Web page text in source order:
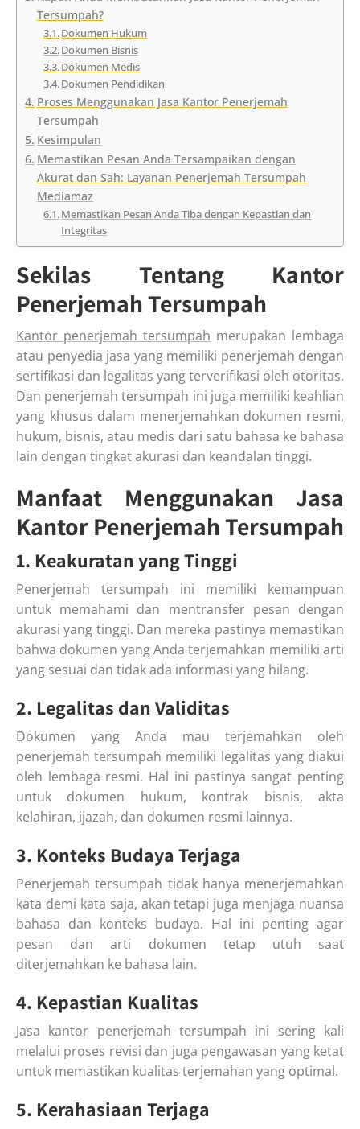
Tersumpah?
Dokumen Hukum
Dokumen Bisnis
Dokumen Medis
Dokumen Pendidikan
Proses Menggunakan Jasa Kantor Penerjemah
Tersumpah
Kesimpulan
Memastikan Pesan Anda Tersampaikan dengan
Akurat dan Sah: Layanan Penerjemah Tersumpah
Mediamaz
Memastikan Pesan Anda Tiba dengan Kepastian dan
Integritas
Sekilas Tentang Kantor
Penerjemah Tersumpah
Kantor penerjemah tersumpah merupakan lembaga
atau penyedia jasa yang memiliki penerjemah dengan
sertifikasi dan legalitas yang terverifikasi oleh otoritas.
Dan penerjemah tersumpah ini juga memiliki keahlian
yang khusus dalam menerjemahkan dokumen resmi,
hukum, bisnis, atau medis dari satu bahasa ke bahasa
lain dengan tingkat akurasi dan keandalan tinggi.
Manfaat Menggunakan Jasa
Kantor Penerjemah Tersumpah
1. Keakuratan yang Tinggi
Penerjemah tersumpah ini memiliki kemampuan
untuk memahami dan mentransfer pesan dengan
akurasi yang tinggi. Dan mereka pastinya memastikan
bahwa dokumen yang Anda terjemahkan memiliki arti
yang sesuai dan tidak ada informasi yang hilang.
2. Legalitas dan Validitas
Dokumen yang Anda mau terjemahkan oleh
penerjemah tersumpah memiliki legalitas yang diakui
oleh lembaga resmi. Hal ini pastinya sangat penting
untuk dokumen hukum, kontrak bisnis, akta
kelahiran, ijazah, dan dokumen resmi lainnya.
3. Konteks Budaya Terjaga
Penerjemah tersumpah tidak hanya menerjemahkan
kata demi kata saja, akan tetapi juga menjaga nuansa
bahasa dan konteks budaya. Hal ini penting agar
pesan dan arti dokumen tetap utuh saat
diterjemahkan ke bahasa lain.
4. Kepastian Kualitas
Jasa kantor penerjemah tersumpah ini sering kali
melalui proses revisi dan juga pengawasan yang ketat
untuk memastikan kualitas terjemahan yang optimal.
5. Kerahasiaan Terjaga